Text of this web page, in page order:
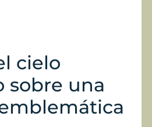
cielo
sobre una